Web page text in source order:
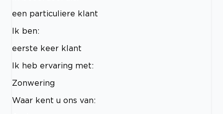
een particuliere klant
Ik ben:
eerste keer klant
Ik heb ervaring met:
Zonwering
Waar kent u ons van: